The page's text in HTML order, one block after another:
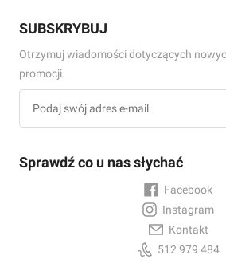
Sprawdź co u nas słychać
Facebook
Instagram
Kontakt
512 979 484
SUBSKRYBUJ
Otrzymuj wiadomości dotyczących
promocji.